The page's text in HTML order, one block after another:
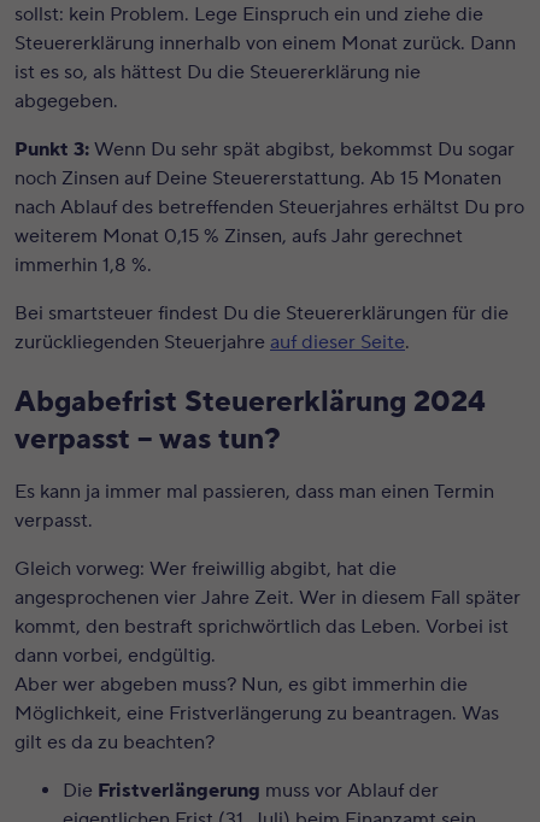
sollst: kein Problem. Lege Einspruch ein und ziehe die
Steuererklärung innerhalb von einem Monat zurück. Dann
ist es so, als hättest Du die Steuererklärung nie
abgegeben.
Punkt 3: Wenn Du sehr spät abgibst, bekommst Du sogar
noch Zinsen auf Deine Steuererstattung. Ab 15 Monaten
nach Ablauf des betreffenden Steuerjahres erhältst Du pro
weiterem Monat 0,15 % Zinsen, aufs Jahr gerechnet
immerhin 1,8 %.
Bei smartsteuer findest Du die Steuererklärungen für die
zurückliegenden Steuerjahre auf dieser Seite.
Abgabefrist Steuererklärung 2024
verpasst – was tun?
Es kann ja immer mal passieren, dass man einen Termin
verpasst.
Gleich vorweg: Wer freiwillig abgibt, hat die
angesprochenen vier Jahre Zeit. Wer in diesem Fall später
kommt, den bestraft sprichwörtlich das Leben. Vorbei ist
dann vorbei, endgültig.
Aber wer abgeben muss? Nun, es gibt immerhin die
Möglichkeit, eine Fristverlängerung zu beantragen. Was
gilt es da zu beachten?
Die Fristverlängerung muss vor Ablauf der